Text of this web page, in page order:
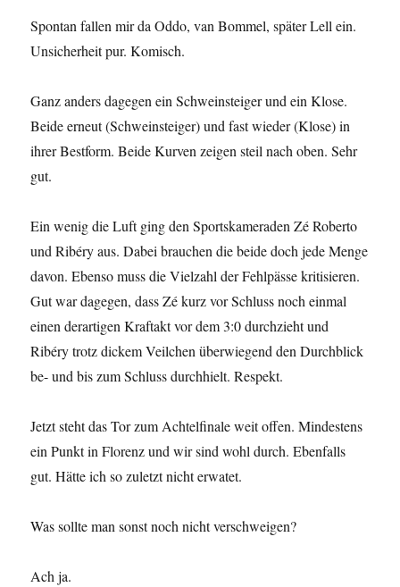
Spontan fallen mir da Oddo, van Bommel, später Lell ein.
Unsicherheit pur. Komisch.
Ganz anders dagegen ein Schweinsteiger und ein Klose.
Beide erneut (Schweinsteiger) und fast wieder (Klose) in
ihrer Bestform. Beide Kurven zeigen steil nach oben. Sehr
gut.
Ein wenig die Luft ging den Sportskameraden Zé Roberto
und Ribéry aus. Dabei brauchen die beide doch jede Menge
davon. Ebenso muss die Vielzahl der Fehlpässe kritisieren.
Gut war dagegen, dass Zé kurz vor Schluss noch einmal
einen derartigen Kraftakt vor dem 3:0 durchzieht und
Ribéry trotz dickem Veilchen überwiegend den Durchblick
be- und bis zum Schluss durchhielt. Respekt.
Jetzt steht das Tor zum Achtelfinale weit offen. Mindestens
ein Punkt in Florenz und wir sind wohl durch. Ebenfalls
gut. Hätte ich so zuletzt nicht erwatet.
Was sollte man sonst noch nicht verschweigen?
Ach ja.